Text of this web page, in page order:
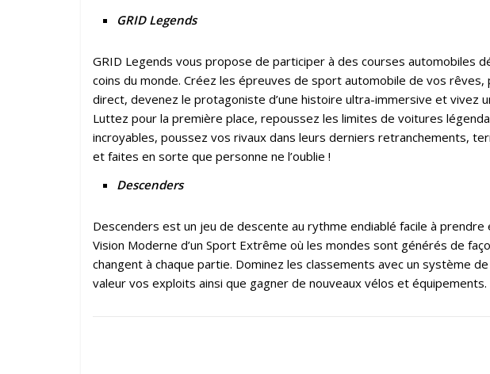
GRID Legends
GRID Legends vous propose de participer à des courses automobiles
coins du monde. Créez les épreuves de sport automobile de vos
direct, devenez le protagoniste d’une histoire ultra-immersive et vivez
Luttez pour la première place, repoussez les limites de voitures
incroyables, poussez vos rivaux dans leurs derniers retranchements,
et faites en sorte que personne ne l’oublie !
Descenders
Descenders est un jeu de descente au rythme endiablé facile à prendre
Vision Moderne d’un Sport Extrême où les mondes sont générés de
changent à chaque partie. Dominez les classements avec un système
valeur vos exploits ainsi que gagner de nouveaux vélos et équipements.